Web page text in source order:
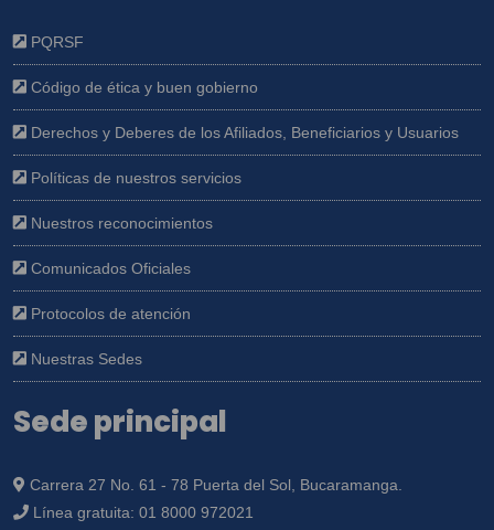
PQRSF
Código de ética y buen gobierno
Derechos y Deberes de los Afiliados, Beneficiarios y Usuarios
Políticas de nuestros servicios
Nuestros reconocimientos
Comunicados Oficiales
Protocolos de atención
Nuestras Sedes
Sede principal
Carrera 27 No. 61 - 78 Puerta del Sol, Bucaramanga.
Línea gratuita: 01 8000 972021